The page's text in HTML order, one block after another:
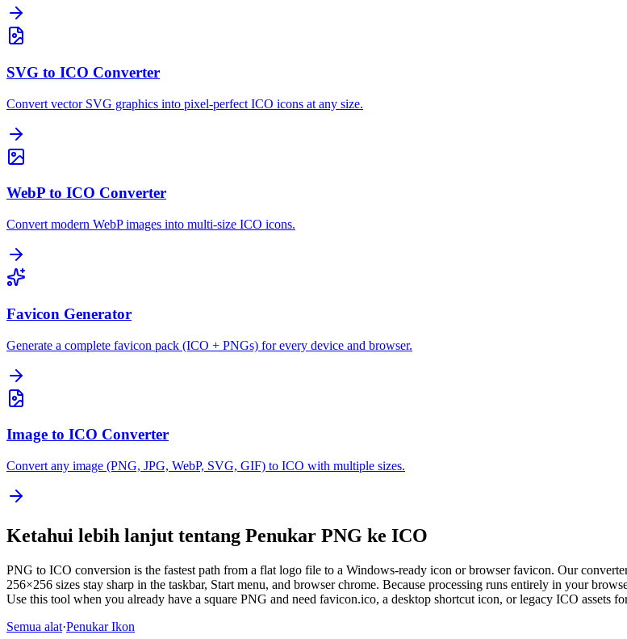
SVG to ICO Converter
Convert vector SVG graphics into pixel-perfect ICO icons at any size.
WebP to ICO Converter
Convert modern WebP images into multi-size ICO icons.
Favicon Generator
Generate a complete favicon pack (ICO + PNGs) for every device and browser.
Image to ICO Converter
Convert any image (PNG, JPG, WebP, SVG, GIF) to ICO with multiple sizes.
Ketahui lebih lanjut tentang Penukar PNG ke ICO
PNG to ICO conversion is the fastest path from a flat logo file to a Windows-ready icon or browser favicon. Our
256×256 sizes stay sharp in the taskbar, Start menu, and browser chrome. Because processing runs entirely in your
Use this tool when you already have a square PNG and need favicon.ico, a desktop shortcut icon, or legacy ICO assets
Semua alat·Penukar Ikon